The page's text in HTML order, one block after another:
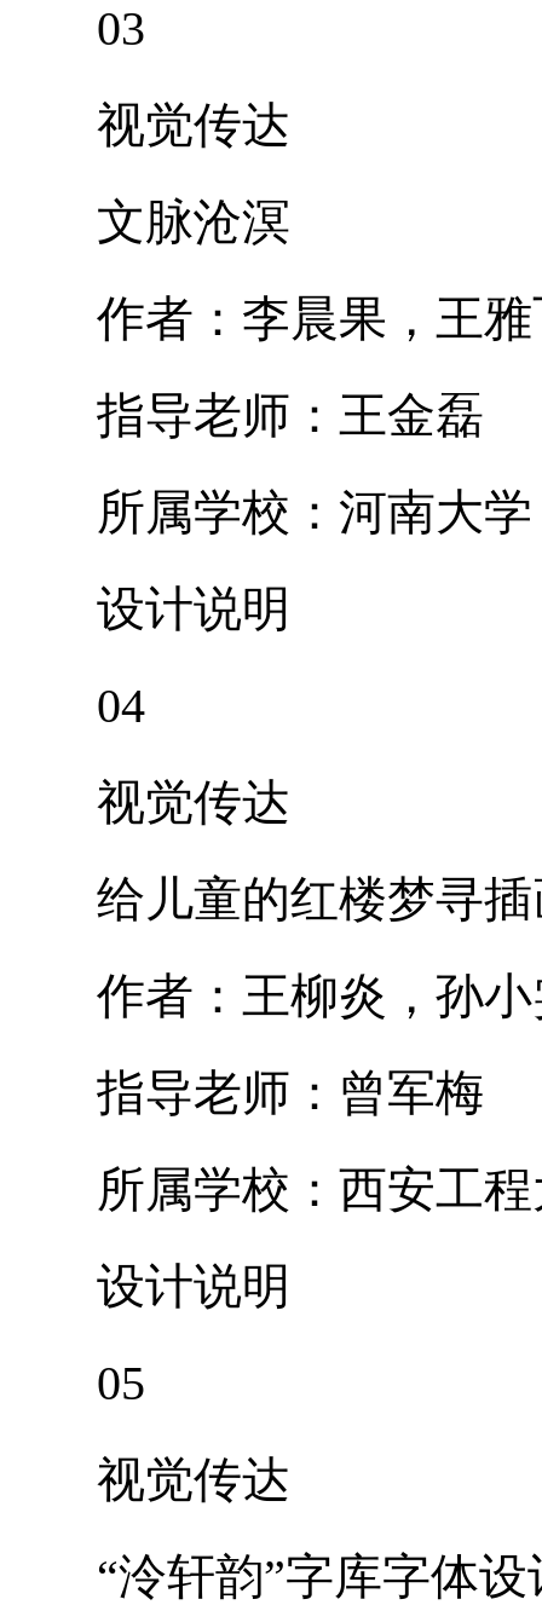
03
视觉传达
文脉沧溟
作者：李晨果，王雅
指导老师：王金磊
所属学校：河南大学
设计说明
04
视觉传达
给儿童的红楼梦寻插
作者：王柳炎，孙小
指导老师：曾军梅
所属学校：西安工程
设计说明
05
视觉传达
“泠轩韵”字库字体设